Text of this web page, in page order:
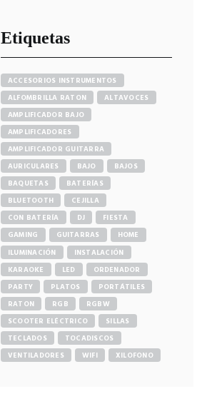
Etiquetas
ACCESORIOS INSTRUMENTOS
ALFOMBRILLA RATON
ALTAVOCES
AMPLIFICADOR BAJO
AMPLIFICADORES
AMPLIFICADOR GUITARRA
AURICULARES
BAJO
BAJOS
BAQUETAS
BATERÍAS
BLUETOOTH
CEJILLA
CON BATERÍA
DJ
FIESTA
GAMING
GUITARRAS
HOME
ILUMINACIÓN
INSTALACIÓN
KARAOKE
LED
ORDENADOR
PARTY
PLATOS
PORTÁTILES
RATON
RGB
RGBW
SCOOTER ELÉCTRICO
SILLAS
TECLADOS
TOCADISCOS
VENTILADORES
WIFI XILOFONO